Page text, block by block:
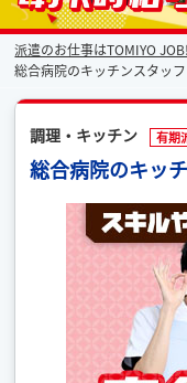
派遣なら毎月時給が上がるトミ
派遣のお仕事はTOMIYO JOB!
総合病院のキッチンスタッフ
調理・キッチン 有期
総合病院のキッ